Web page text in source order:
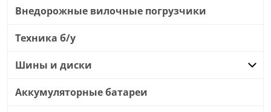
Внедорожные вилочные погрузчики
Техника б/у
Шины и диски
Аккумуляторные батареи